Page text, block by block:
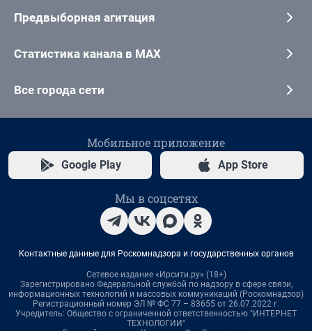
Предвыборная агитация
Статистика канала в MAX
Все города сети
Мобильное приложение
Google Play App Store
Мы в соцсетях
Контактные данные для Роскомнадзора и государственных органов
Сетевое издание «Ирсити.ру» (18+)
Зарегистрировано Федеральной службой по надзору в сфере связи,
информационных технологий и массовых коммуникаций (Роскомнадзор)
Регистрационный номер ЭЛ № ФС 77 – 83655 от 26.07.2022 г.
Учредитель: Общество с ограниченной ответственностью "ИНТЕРНЕТ
ТЕХНОЛОГИИ"